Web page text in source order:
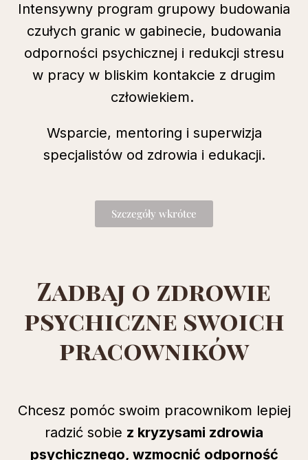
Intensywny program grupowy budowania
czułych granic w gabinecie, budowania
odporności psychicznej i redukcji stresu
w pracy w bliskim kontakcie z drugim
człowiekiem.
Wsparcie, mentoring i superwizja
specjalistów od zdrowia i edukacji.
Szczegóły wkrótce
Zadbaj o zdrowie
psychiczne swoich
pracowników
Chcesz pomóc swoim pracownikom lepiej
radzić sobie z kryzysami zdrowia
psychicznego, wzmocnić odporność